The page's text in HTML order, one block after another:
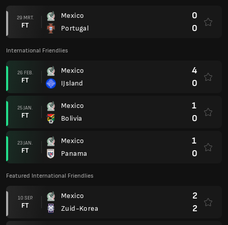
29 MRT.
FT
Mexico
Portugal
0
0
International Friendlies
26 FEB.
FT
Mexico
IJsland
4
0
25 JAN.
FT
Mexico
Bolivia
1
0
23 JAN.
FT
Mexico
Panama
1
0
Featured International Friendlies
10 SEP.
FT
Mexico
Zuid-Korea
2
2